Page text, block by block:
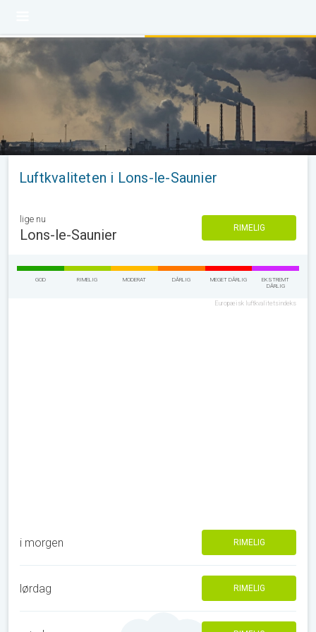
Luftkvaliteten i Lons-le-Saunier
lige nu
Lons-le-Saunier RIMELIG
GOD RIMELIG MODERAT DÅRLIG MEGET DÅRLIG
EKSTREMT
DÅRLIG
Europæisk luftkvalitetsindeks
i morgen RIMELIG
lørdag RIMELIG